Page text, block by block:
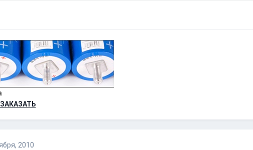
ЗАКАЗАТЬ
2010